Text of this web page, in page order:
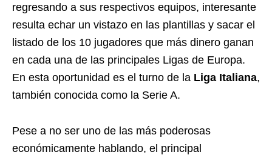
regresando a sus respectivos equipos, interesante
resulta echar un vistazo en las plantillas y sacar el
listado de los 10 jugadores que más dinero ganan
en cada una de las principales Ligas de Europa.
En esta oportunidad es el turno de la Liga Italiana,
también conocida como la Serie A.
Pese a no ser uno de las más poderosas
económicamente hablando, el principal